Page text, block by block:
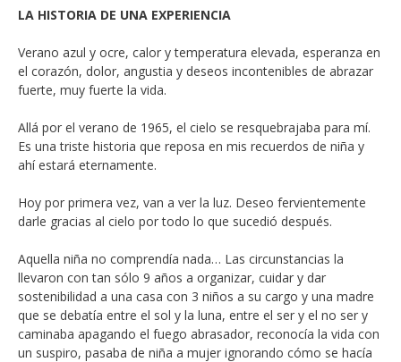
LA HISTORIA DE UNA EXPERIENCIA
Verano azul y ocre, calor y temperatura elevada, esperanza en
el corazón, dolor, angustia y deseos incontenibles de abrazar
fuerte, muy fuerte la vida.
Allá por el verano de 1965, el cielo se resquebrajaba para mí.
Es una triste historia que reposa en mis recuerdos de niña y
ahí estará eternamente.
Hoy por primera vez, van a ver la luz. Deseo fervientemente
darle gracias al cielo por todo lo que sucedió después.
Aquella niña no comprendía nada… Las circunstancias la
llevaron con tan sólo 9 años a organizar, cuidar y dar
sostenibilidad a una casa con 3 niños a su cargo y una madre
que se debatía entre el sol y la luna, entre el ser y el no ser y
caminaba apagando el fuego abrasador, reconocía la vida con
un suspiro, pasaba de niña a mujer ignorando cómo se hacía